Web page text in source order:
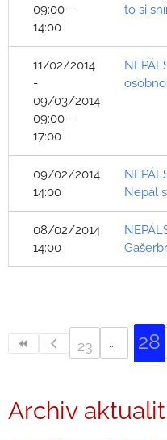
09:00 -
14:00
to si
11/02/2014
-
09/03/2014
09:00 -
17:00
09/02/2014
14:00
Nepál
08/02/2014
14:00
23 28
Archiv aktualit